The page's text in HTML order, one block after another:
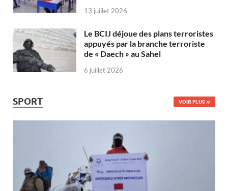
13 juillet 2026
Le BCIJ déjoue des plans terroristes
appuyés par la branche terroriste
de « Daech » au Sahel
6 juillet 2026
SPORT VOIR PLUS